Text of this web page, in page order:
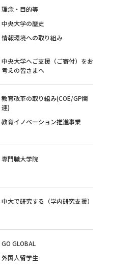
理念・目的等
中央大学の歴史
情報環境への取り組み
中央大学へご支援（ご寄付）をお
考えの皆さまへ
教育改革の取り組み(COE/GP関
連)
教育イノベーション推進事業
専門職大学院
中大で研究する（学内研究支援）
GO GLOBAL
外国人留学生